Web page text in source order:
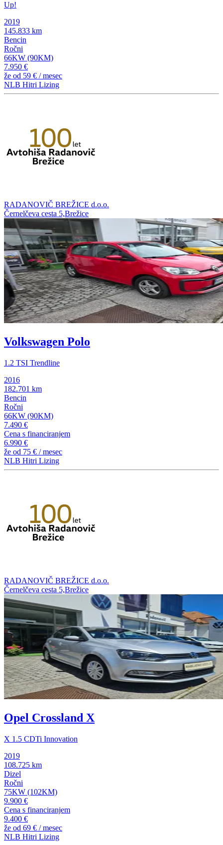
Up!
2019
145.833 km
Bencin
Ročni
66KW (90KM)
7.950 €
že od 59 € / mesec
NLB Hitri Lizing
RADANOVIČ BREŽICE d.o.o.
Černelčeva cesta 5,Brežice
Volkswagen Polo
1.2 TSI Trendline
2016
182.701 km
Bencin
Ročni
66KW (90KM)
7.490 €
Cena s financiranjem
6.990 €
že od 75 € / mesec
NLB Hitri Lizing
RADANOVIČ BREŽICE d.o.o.
Černelčeva cesta 5,Brežice
Opel Crossland X
X 1.5 CDTi Innovation
2019
108.725 km
Dizel
Ročni
75KW (102KM)
9.900 €
Cena s financiranjem
9.400 €
že od 69 € / mesec
NLB Hitri Lizing